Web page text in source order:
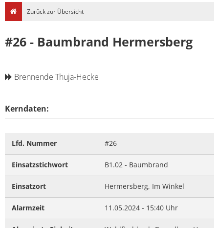
Zurück zur Übersicht
#26 - Baumbrand Hermersberg
Brennende Thuja-Hecke
Kerndaten:
Lfd. Nummer #26
Einsatzstichwort B1.02 - Baumbrand
Einsatzort Hermersberg, Im Winkel
Alarmzeit 11.05.2024 - 15:40 Uhr